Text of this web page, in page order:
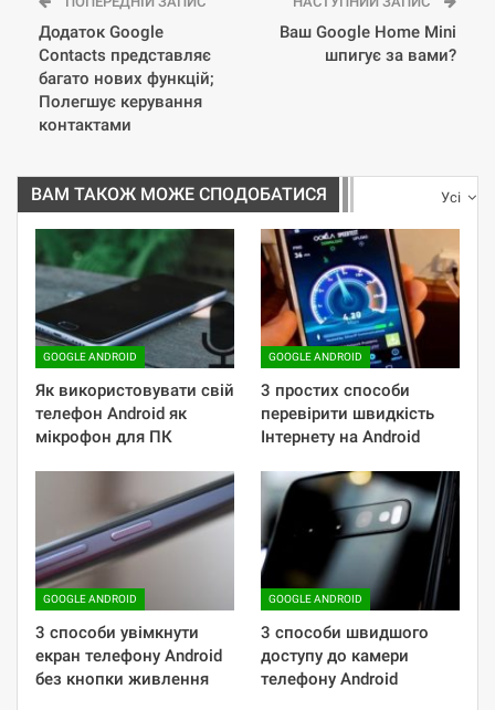
Додаток Google
Contacts представляє
багато нових функцій;
Полегшує керування
контактами
Ваш Google Home Mini
шпигує за вами?
Усі
ВАМ ТАКОЖ МОЖЕ СПОДОБАТИСЯ
GOOGLE ANDROID
Як використовувати свій
телефон Android як
мікрофон для ПК
GOOGLE ANDROID
3 простих способи
перевірити швидкість
Інтернету на Android
GOOGLE ANDROID
3 способи увімкнути
екран телефону Android
без кнопки живлення
GOOGLE ANDROID
3 способи швидшого
доступу до камери
телефону Android